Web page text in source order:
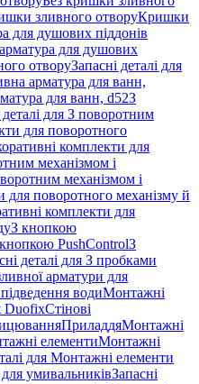
зливного отворуКришки
для душових піддонів
для душових
отворуЗапасні деталі для
арматура для ванн,
для ванн, d52З
деталі для З поворотним
для поворотного
комплекти для
механізмом і
механізмом і
для поворотного механізму й
комплекти для
З кнопкою
кнопкою PushControlЗ
деталі для З пробками
арматури для
водиМонтажні
DuofixСтінові
ПриладдяМонтажні
елементиМонтажні
для Монтажні елементи
умивальниківЗапасні